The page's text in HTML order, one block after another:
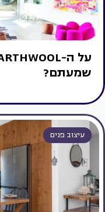
שמעתם?
עיצוב פנים